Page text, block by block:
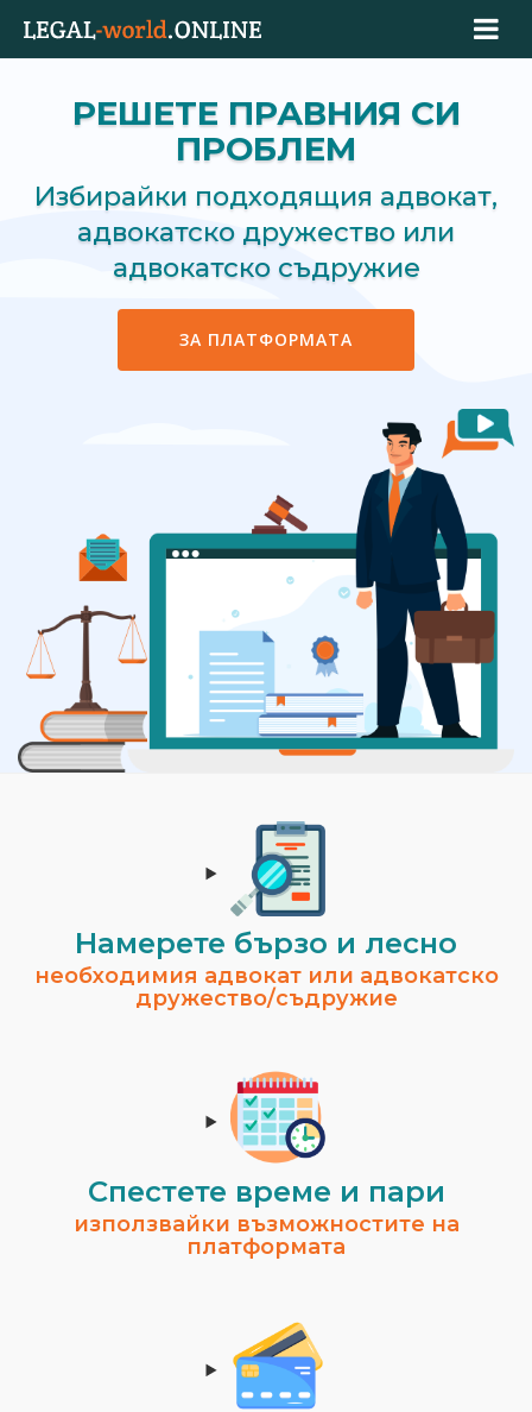
РЕШЕТЕ ПРАВНИЯ СИ
ПРОБЛЕМ
Избирайки подходящия адвокат,
адвокатско дружество или
адвокатско съдружие
ЗА ПЛАТФОРМАТА
Намерете бързо и лесно
необходимия адвокат или адвокатско
дружество/съдружие
Спестeте време и пари
използвайки възможностите на
платформата